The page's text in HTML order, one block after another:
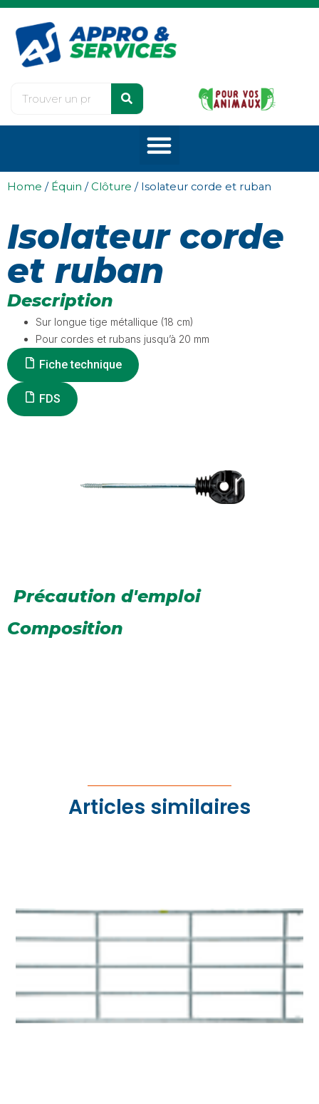
Home / Équin /Clôture / Isolateur corde et ruban
Isolateur corde
et ruban
Description
Sur longue tige métallique (18 cm)
Pour cordes et rubans jusqu’à 20 mm
Fiche technique
FDS
Précaution d'emploi
Composition
Articles similaires